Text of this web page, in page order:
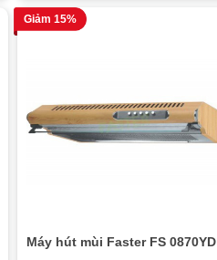
Giảm 15%
Máy hút mùi Faster FS 0870YD